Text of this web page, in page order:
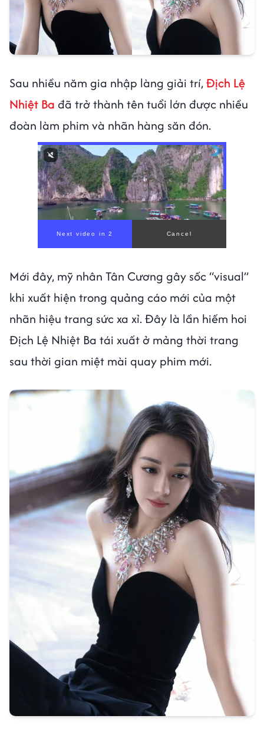
Sau nhiều năm gia nhập làng giải trí,Địch Lệ
Nhiệt Ba đã trở thành tên tuổi lớn được nhiều
đoàn làm phim và nhãn hàng săn đón.
Mới đây, mỹ nhân Tân Cương gây sốc “visual”
khi xuất hiện trong quảng cáo mới của một
nhãn hiệu trang sức xa xỉ. Đây là lần hiếm hoi
Địch Lệ Nhiệt Ba tái xuất ở mảng thời trang
sau thời gian miệt mài quay phim mới.